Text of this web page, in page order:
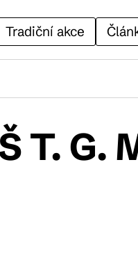
Tradiční akce
T. G.